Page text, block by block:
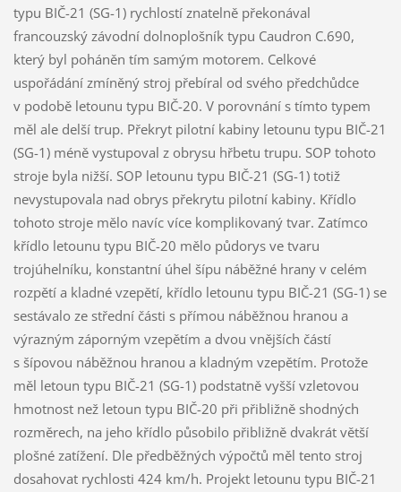
typu BIČ-21 (SG-1) rychlostí znatelně překonával
francouzský závodní dolnoplošník typu Caudron C.690,
který byl poháněn tím samým motorem. Celkové
uspořádání zmíněný stroj přebíral od svého předchůdce
v podobě letounu typu BIČ-20. V porovnání s tímto typem
měl ale delší trup. Překryt pilotní kabiny letounu typu BIČ-21
(SG-1) méně vystupoval z obrysu hřbetu trupu. SOP tohoto
stroje byla nižší. SOP letounu typu BIČ-21 (SG-1) totiž
nevystupovala nad obrys překrytu pilotní kabiny. Křídlo
tohoto stroje mělo navíc více komplikovaný tvar. Zatímco
křídlo letounu typu BIČ-20 mělo půdorys ve tvaru
trojúhelníku, konstantní úhel šípu náběžné hrany v celém
rozpětí a kladné vzepětí, křídlo letounu typu BIČ-21 (SG-1) se
sestávalo ze střední části s přímou náběžnou hranou a
výrazným záporným vzepětím a dvou vnějších částí
s šípovou náběžnou hranou a kladným vzepětím. Protože
měl letoun typu BIČ-21 (SG-1) podstatně vyšší vzletovou
hmotnost než letoun typu BIČ-20 při přibližně shodných
rozměrech, na jeho křídlo působilo přibližně dvakrát větší
plošné zatížení. Dle předběžných výpočtů měl tento stroj
dosahovat rychlosti 424 km/h. Projekt letounu typu BIČ-21